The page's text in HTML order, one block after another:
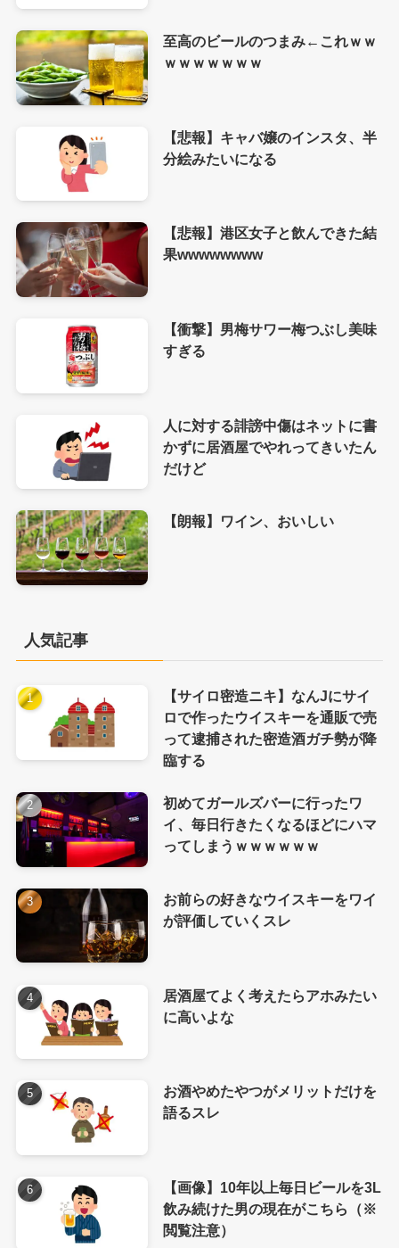
至高のビールのつまみ←これｗｗ
ｗｗｗｗｗｗｗ
【悲報】キャバ嬢のインスタ、半
分絵みたいになる
【悲報】港区女子と飲んできた結
果wwwwwwww
【衝撃】男梅サワー梅つぶし美味
すぎる
人に対する誹謗中傷はネットに書
かずに居酒屋でやれってきいたん
だけど
【朗報】ワイン、おいしい
人気記事
【サイロ密造ニキ】なんJにサイ
ロで作ったウイスキーを通販で売
って逮捕された密造酒ガチ勢が降
臨する
初めてガールズバーに行ったワ
イ、毎日行きたくなるほどにハマ
ってしまうｗｗｗｗｗｗ
お前らの好きなウイスキーをワイ
が評価していくスレ
居酒屋てよく考えたらアホみたい
に高いよな
お酒やめたやつがメリットだけを
語るスレ
【画像】10年以上毎日ビールを3L
飲み続けた男の現在がこちら（※
閲覧注意）